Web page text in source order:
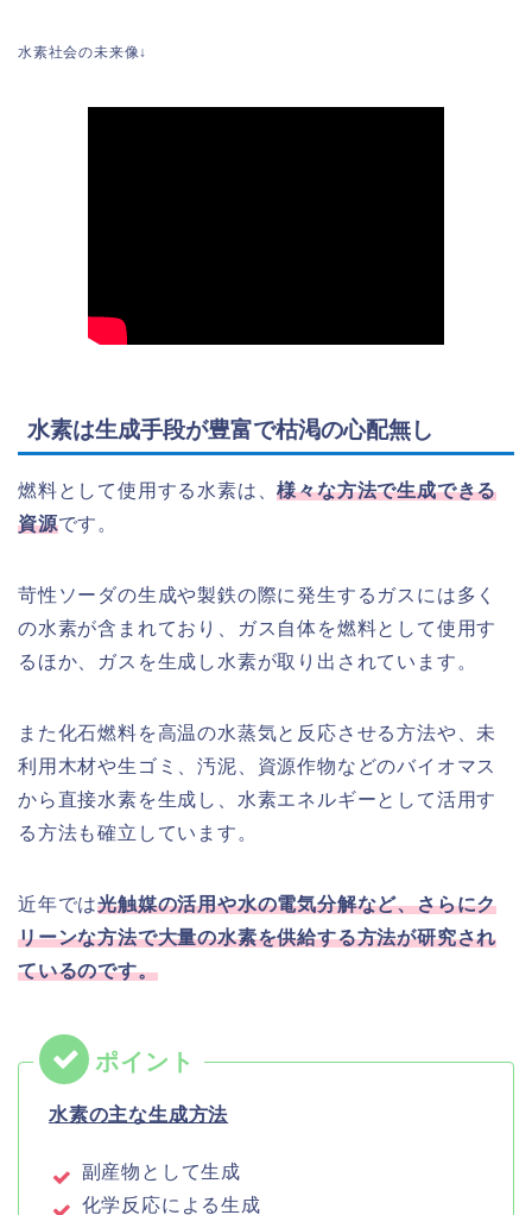
水素社会の未来像↓
水素は生成手段が豊富で枯渇の心配無し
燃料として使用する水素は、様々な方法で生成できる
資源です。
苛性ソーダの生成や製鉄の際に発生するガスには多く
の水素が含まれており、ガス自体を燃料として使用す
るほか、ガスを生成し水素が取り出されています。
また化石燃料を高温の水蒸気と反応させる方法や、未
利用木材や生ゴミ、汚泥、資源作物などのバイオマス
から直接水素を生成し、水素エネルギーとして活用す
る方法も確立しています。
近年では光触媒の活用や水の電気分解など、さらにク
リーンな方法で大量の水素を供給する方法が研究され
ているのです。
水素の主な生成方法
副産物として生成
化学反応による生成